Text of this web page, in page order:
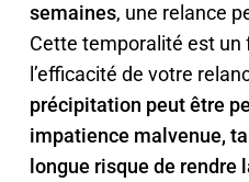
semaines, une relance
Cette temporalité est un
l’efficacité de votre
précipitation peut être
impatience malvenue,
longue risque de rendre